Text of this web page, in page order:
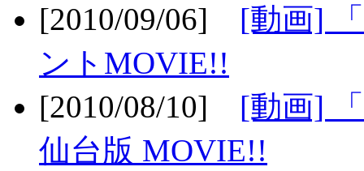
[2010/09/06] [動画]
ントMOVIE!!
[2010/08/10] [動画]
仙台版 MOVIE!!